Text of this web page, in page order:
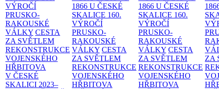
VÝROČÍ
PRUSKO-
RAKOUSKÉ
VÁLKY CESTA
ZA SVĚTLEM
REKONSTRUKCE
VOJENSKÉHO
HŘBITOVA
V ČESKÉ
SKALICI 2023–
1866 U ČESKÉ
SKALICE 160.
VÝROČÍ
PRUSKO-
RAKOUSKÉ
VÁLKY CESTA
ZA SVĚTLEM
REKONSTRUKCE
VOJENSKÉHO
HŘBITOVA
1866 U ČESKÉ
SKALICE 160.
VÝROČÍ
PRUSKO-
RAKOUSKÉ
VÁLKY CESTA
ZA SVĚTLEM
REKONSTRUKCE
VOJENSKÉHO
HŘBITOVA
ZA